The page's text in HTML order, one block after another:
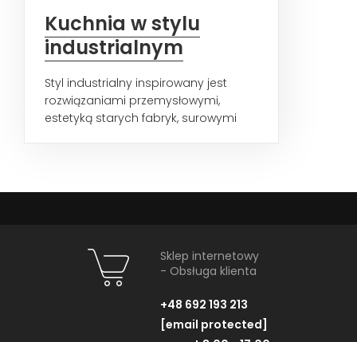
Kuchnia w stylu
industrialnym
Styl industrialny inspirowany jest
rozwiązaniami przemysłowymi,
estetyką starych fabryk, surowymi
Sklep internetowy
- Obsługa klienta
+48 692 193 213
[email protected]